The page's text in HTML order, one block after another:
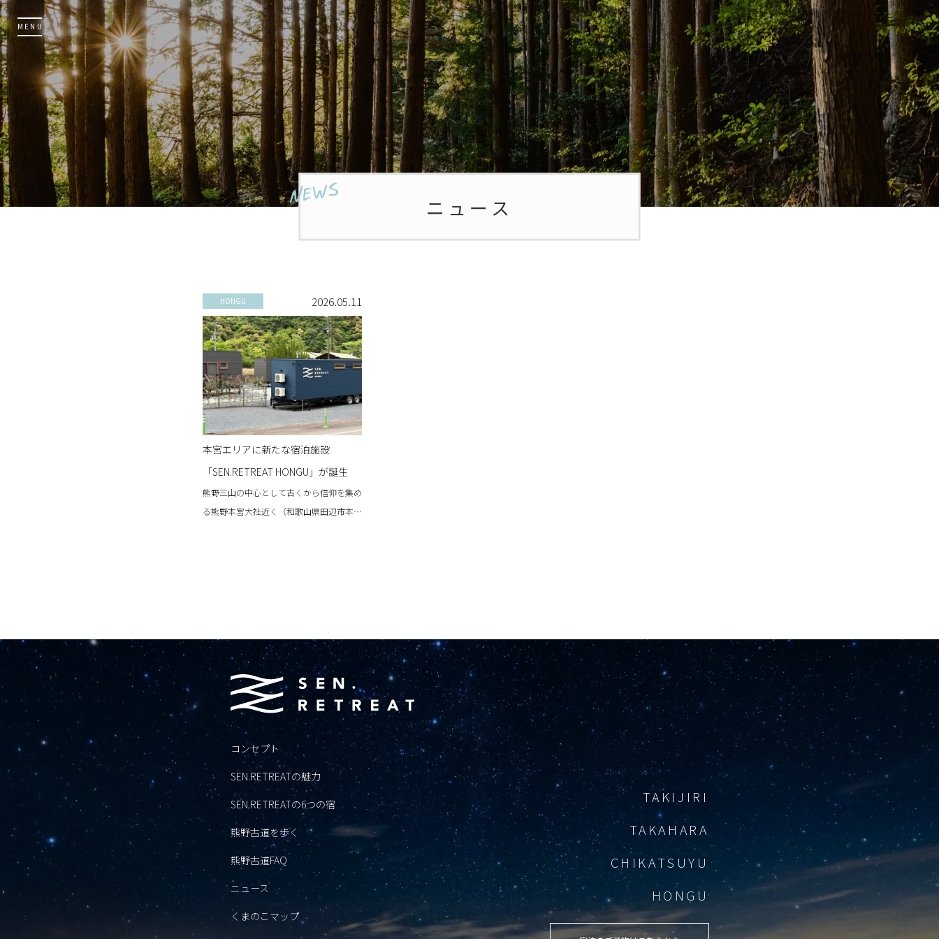
MENU
ニュース
HONGU 2026.05.11
本宮エリアに新たな宿泊施設
「SEN.RETREAT HONGU」が誕生
熊野三山の中心として古くから信仰を集め
る熊野本宮大社近く（和歌山県田辺市本宮
コンセプト
SEN.RETREATの魅力
SEN.RETREATの6つの宿
熊野古道を歩く
熊野古道FAQ
ニュース
くまのこマップ
TAKIJIRI
TAKAHARA
CHIKATSUYU
HONGU